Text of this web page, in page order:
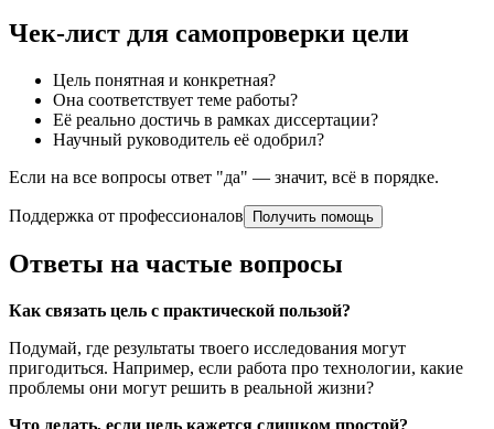
Чек-лист для самопроверки цели
Цель понятная и конкретная?
Она соответствует теме работы?
Её реально достичь в рамках диссертации?
Научный руководитель её одобрил?
Если на все вопросы ответ "да" — значит, всё в порядке.
Поддержка от профессионалов Получить помощь
Ответы на частые вопросы
Как связать цель с практической пользой?
Подумай, где результаты твоего исследования могут
пригодиться. Например, если работа про технологии, какие
проблемы они могут решить в реальной жизни?